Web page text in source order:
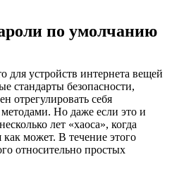
по умолчанию
для устройств интернета вещей
стандарты безопасности,
отрегулировать себя
Но даже если это и
лет «хаоса», когда
может. В течение этого
относительно простых